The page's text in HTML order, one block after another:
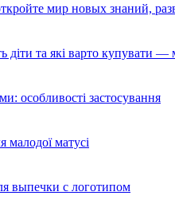
мир новых знаний,
та які варто купувати —
особливості застосування
малодої матусі
выпечки с логотипом